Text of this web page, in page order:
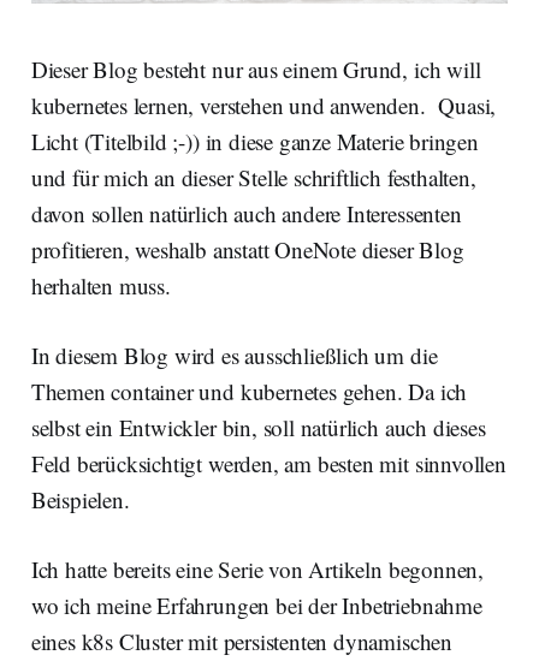
Dieser Blog besteht nur aus einem Grund, ich will
kubernetes lernen, verstehen und anwenden. Quasi,
Licht (Titelbild ;-)) in diese ganze Materie bringen
und für mich an dieser Stelle schriftlich festhalten,
davon sollen natürlich auch andere Interessenten
profitieren, weshalb anstatt OneNote dieser Blog
herhalten muss.
In diesem Blog wird es ausschließlich um die
Themen container und kubernetes gehen. Da ich
selbst ein Entwickler bin, soll natürlich auch dieses
Feld berücksichtigt werden, am besten mit sinnvollen
Beispielen.
Ich hatte bereits eine Serie von Artikeln begonnen,
wo ich meine Erfahrungen bei der Inbetriebnahme
eines k8s Cluster mit persistenten dynamischen